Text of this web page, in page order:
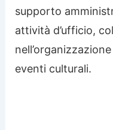
supporto
attività d’ufficio,
eventi culturali.